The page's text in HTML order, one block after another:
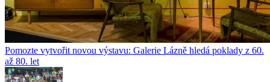
Pomozte vytvořit novou výstavu: Galerie Lázně hledá poklady z 60.
až 80. let